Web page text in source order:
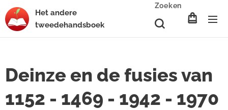
Het andere
tweedehandsboek
Zoeken
Deinze en de fusies van
1152 - 1469 - 1942 - 1970